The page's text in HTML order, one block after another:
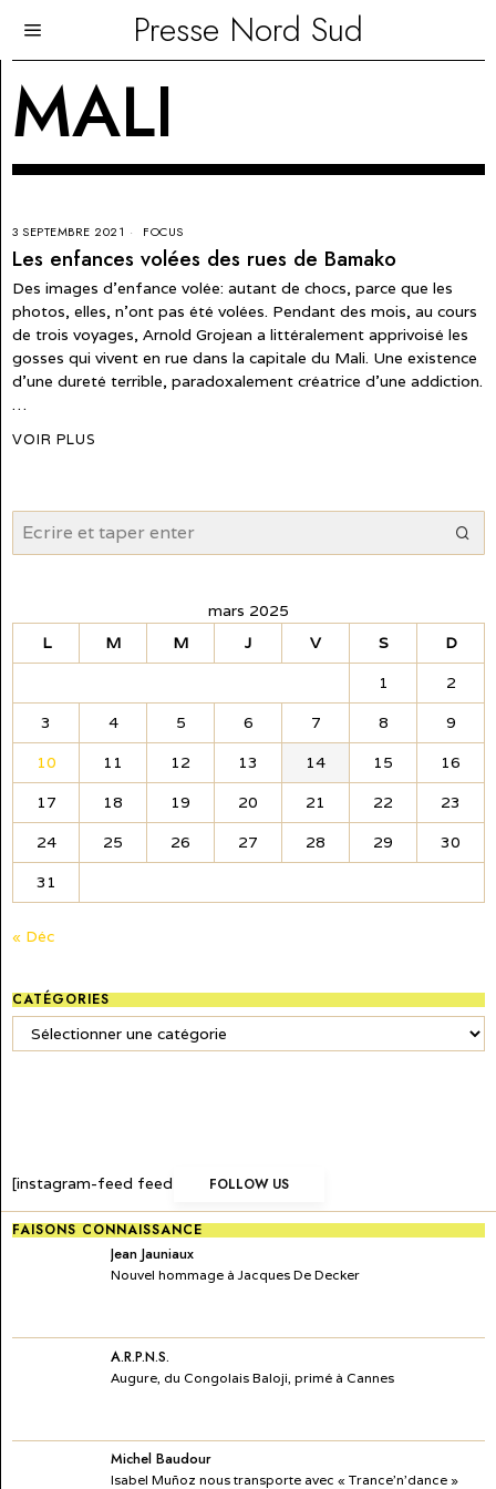
Presse Nord Sud
MALI
3 SEPTEMBRE 2021 FOCUS
Les enfances volées des rues de Bamako
Des images d’enfance volée: autant de chocs, parce que les
photos, elles, n’ont pas été volées. Pendant des mois, au cours
de trois voyages, Arnold Grojean a littéralement apprivoisé les
gosses qui vivent en rue dans la capitale du Mali. Une existence
d’une dureté terrible, paradoxalement créatrice d'une addiction.
…
VOIR PLUS
mars 2025
L
M M J V S
D
1
2
3
4 5 6 7 8
9
10
11 12 13 14 15
16
17
18 19 20 21 22
23
24
25 26 27 28 29
30
31
« Déc
CATÉGORIES
Catégories
[instagram-feed feed=1] FOLLOW US
FAISONS CONNAISSANCE
Jean Jauniaux
Nouvel hommage à Jacques De Decker
A.R.P.N.S.
Augure, du Congolais Baloji, primé à Cannes
Michel Baudour
Isabel Muñoz nous transporte avec « Trance’n’dance »